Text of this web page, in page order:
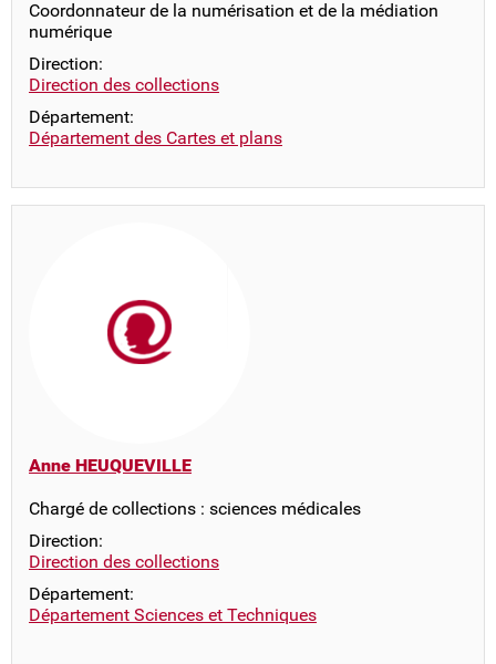
Coordonnateur de la numérisation et de la médiation
numérique
Direction:
Direction des collections
Département:
Département des Cartes et plans
Anne HEUQUEVILLE
Chargé de collections : sciences médicales
Direction:
Direction des collections
Département:
Département Sciences et Techniques